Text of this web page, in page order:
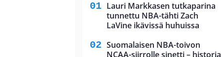
Lauri Markkasen tutkaparina
tunnettu NBA-tähti Zach
LaVine ikävissä huhuissa
Suomalaisen NBA-toivon
NCAA-siirrolle sinetti – historia